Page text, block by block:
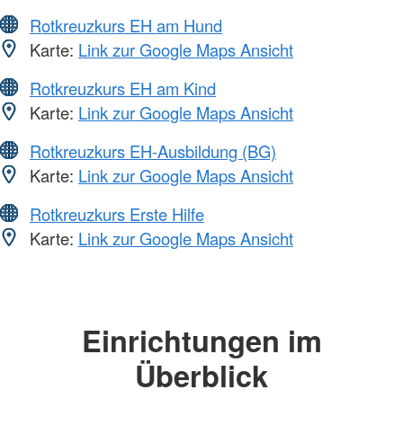
Rotkreuzkurs EH am Hund
Karte: Link zur Google Maps Ansicht
Rotkreuzkurs EH am Kind
Karte: Link zur Google Maps Ansicht
Rotkreuzkurs EH-Ausbildung (BG)
Karte: Link zur Google Maps Ansicht
Rotkreuzkurs Erste Hilfe
Karte: Link zur Google Maps Ansicht
Einrichtungen im
Überblick